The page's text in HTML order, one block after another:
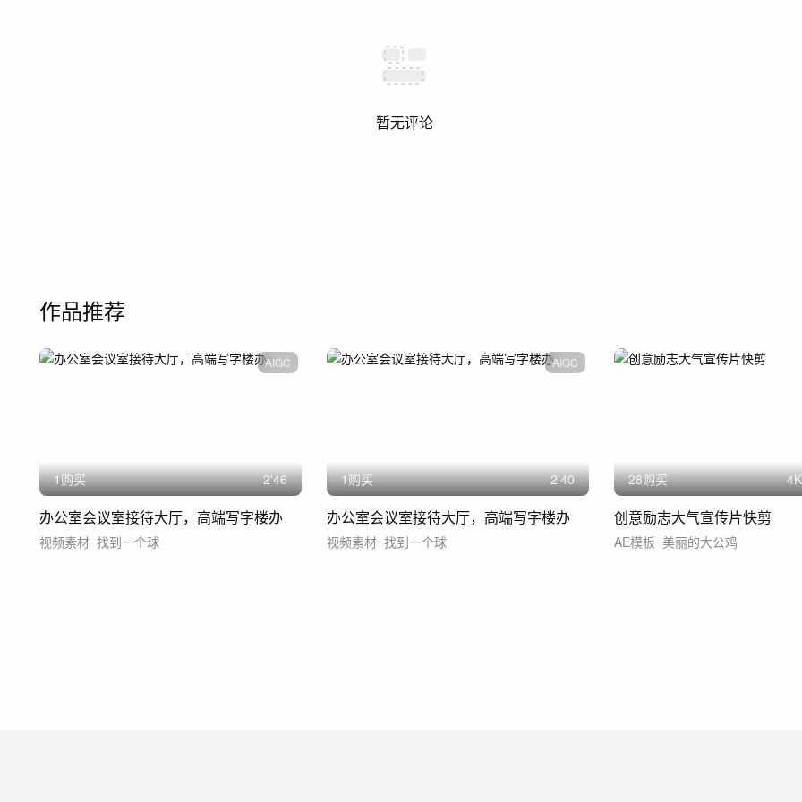
暂无评论
作品推荐
AIGC
1购买 2'46
办公室会议室接待大厅，高端写字楼办
视频素材 找到一个球
AIGC
1购买 2'40
办公室会议室接待大厅，高端写字楼办
视频素材 找到一个球
28购买 4K
创意励志大气宣传片快剪
AE模板 美丽的大公鸡